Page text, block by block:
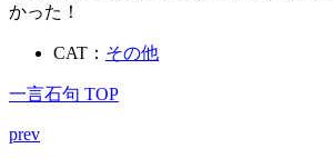
かった！
CAT： その他
一言石句 TOP
prev